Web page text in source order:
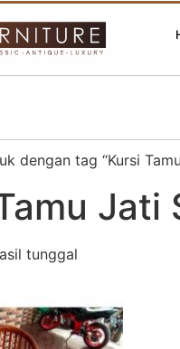
dengan tag “Kursi
Jati
tunggal